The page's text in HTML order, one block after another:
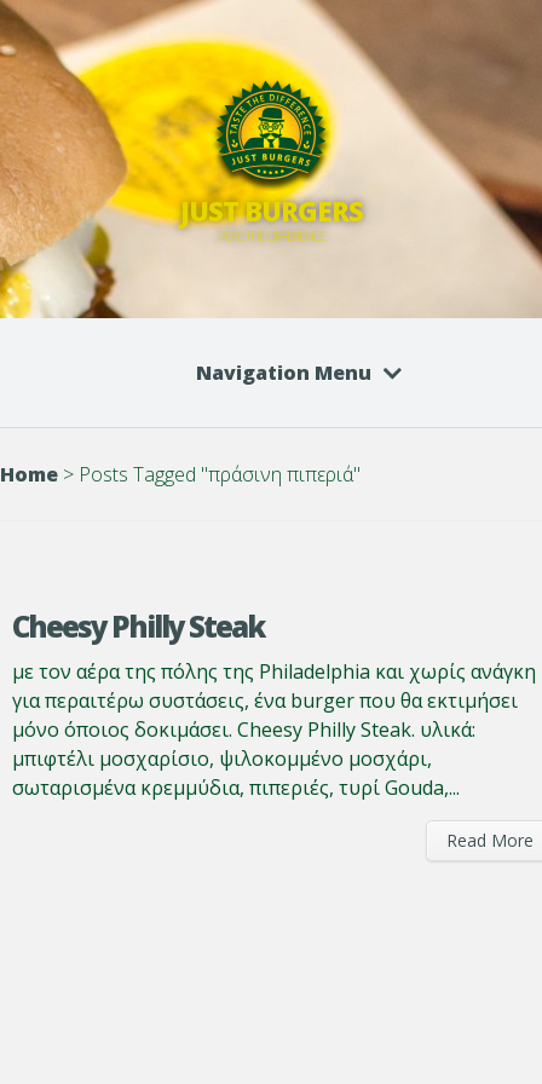
JUST BURGERS
TASTE THE DIFFERENCE
Navigation Menu
Home > Posts Tagged "πράσινη πιπεριά"
Cheesy Philly Steak
με τον αέρα της πόλης της Philadelphia και χωρίς ανάγκη
για περαιτέρω συστάσεις, ένα burger που θα εκτιμήσει
μόνο όποιος δοκιμάσει. Cheesy Philly Steak. υλικά:
μπιφτέλι μοσχαρίσιο, ψιλοκομμένο μοσχάρι,
σωταρισμένα κρεμμύδια, πιπεριές, τυρί Gouda,...
Read More